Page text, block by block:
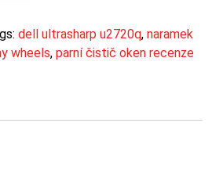
dell ultrasharp u2720q, naramek
wheels, parní čistič oken recenze